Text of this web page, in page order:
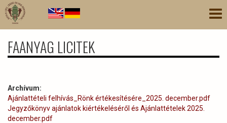
Ugrás
tartalomra
FAANYAG LICITEK
Archívum:
Ajánlattételi felhívás_Rönk értékesítésére_2025. december.pdf
Jegyzőkönyv ajánlatok kiértékeléséről és Ajánlattételek 2025.
december.pdf